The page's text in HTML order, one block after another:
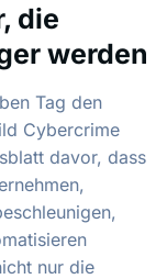
die
werden
Tag den
Cybercrime
davor, dass
nur die